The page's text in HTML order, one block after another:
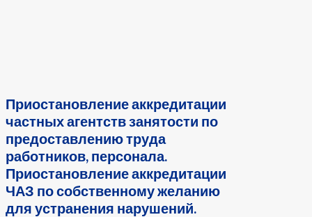
Приостановление аккредитации
частных агентств занятости по
предоставлению труда
работников, персонала.
Приостановление аккредитации
ЧАЗ по собственному желанию
для устранения нарушений.